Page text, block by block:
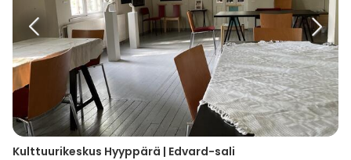
Kulttuurikeskus Hyyppärä | Edvard-sali